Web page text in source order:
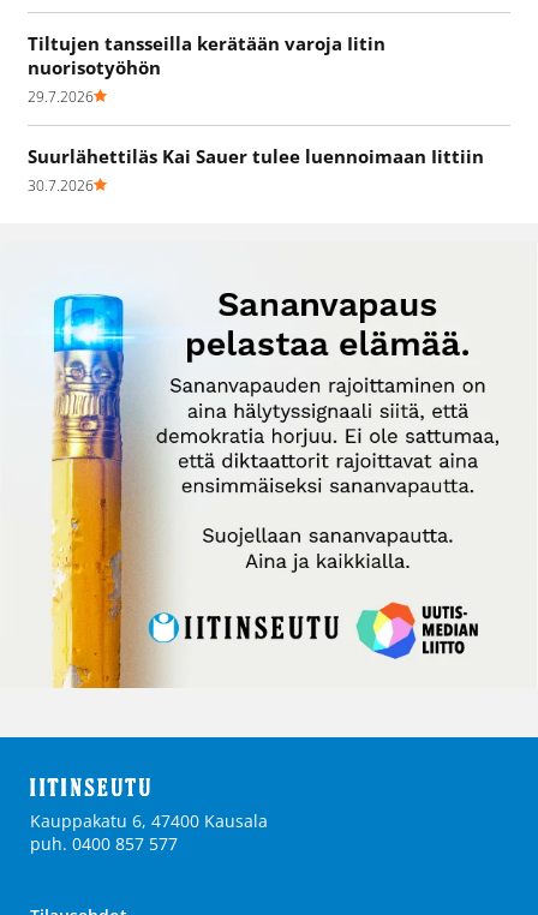
Tiltujen tansseilla kerätään varoja Iitin
nuorisotyöhön
29.7.2026
Suurlähettiläs Kai Sauer tulee luennoimaan Iittiin
30.7.2026
Kauppakatu 6, 47400 Kausala
puh. 0400 857 577